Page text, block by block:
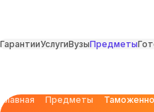
ГарантииУслугиВузыПредметы
Главная Предметы